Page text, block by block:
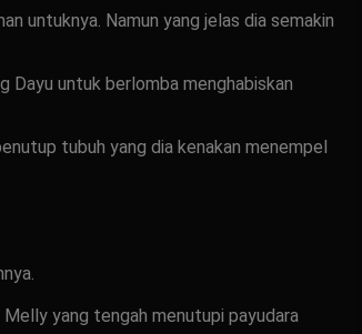
untuknya. Namun yang jelas dia semakin
Dayu untuk berlomba menghabiskan
tubuh yang dia kenakan menempel
yang tengah menutupi payudara